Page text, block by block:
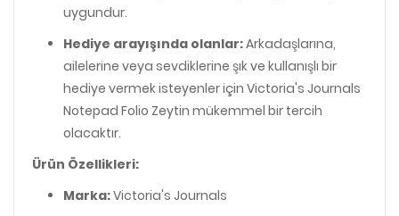
uygundur.
Hediye arayışında olanlar:Arkadaşlarına,
ailelerine veya sevdiklerine şık ve kullanışlı bir
hediye vermek isteyenler için Victoria's Journals
Notepad Folio Zeytin mükemmel bir tercih
olacaktır.
Ürün Özellikleri:
Marka:Victoria's Journals